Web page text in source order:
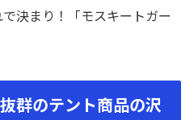
決まり！「モスキートガー
群のテント商品の沢